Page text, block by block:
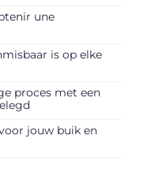
une
is op elke
proces met een
jouw buik en